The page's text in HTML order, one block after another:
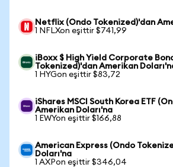
Netflix (Ondo Tokenized)'dan
1 NFLXon eşittir $741,99
iBoxx $ High Yield Corporate
Tokenized)'dan Amerikan
1 HYGon eşittir $83,72
iShares MSCI South Korea ETF
Amerikan Doları'na
1 EWYon eşittir $166,88
American Express (Ondo
Doları'na
1 AXPon eşittir $346,04